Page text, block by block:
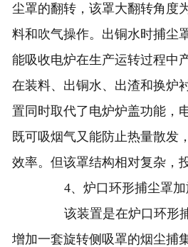
尘罩的翻转，该罩大翻转角度
料和吹气操作。出铜水时捕尘
能吸收电炉在生产运转过程中
在装料、出铜水、出渣和换炉
置同时取代了电炉炉盖功能，
既可吸烟气又能防止热量散发
效率。但该罩结构相对复杂，
4、炉口环形捕尘罩加
该装置是在炉口环形
增加一套旋转侧吸罩的烟尘捕